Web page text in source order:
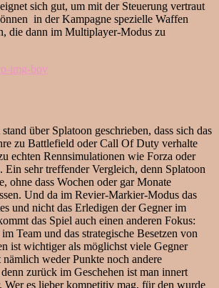
sich gut, um mit der Steuerung vertraut
in der Kampagne spezielle Waffen
die dann im Multiplayer-Modus zu
über Splatoon geschrieben, dass sich das
zu Battlefield oder Call Of Duty verhalte
echten Rennsimulationen wie Forza oder
Ein sehr treffender Vergleich, denn Splatoon
ohne dass Wochen oder gar Monate
Und da im Revier-Markier-Modus das
und nicht das Erledigen der Gegner im
das Spiel auch einen anderen Fokus:
Team und das strategische Besetzen von
ist wichtiger als möglichst viele Gegner
weder Punkte noch andere
zurück im Geschehen ist man innert
Wer es lieber kompetitiv mag, für den wurde